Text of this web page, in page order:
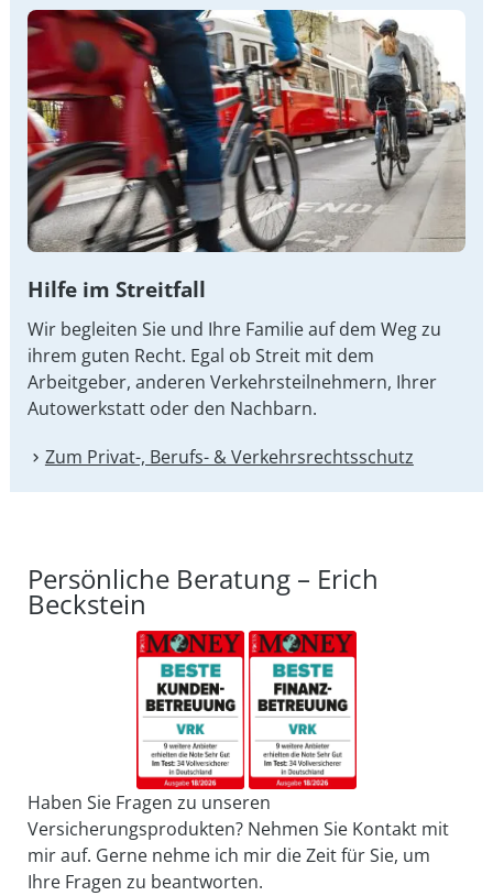
Hilfe im Streitfall
Wir begleiten Sie und Ihre Familie auf dem Weg zu
ihrem guten Recht. Egal ob Streit mit dem
Arbeitgeber, anderen Verkehrsteilnehmern, Ihrer
Autowerkstatt oder den Nachbarn.
Zum Privat-, Berufs- & Verkehrsrechtsschutz
Persönliche Beratung – Erich
Beckstein
Haben Sie Fragen zu unseren
Versicherungsprodukten? Nehmen Sie Kontakt mit
mir auf. Gerne nehme ich mir die Zeit für Sie, um
Ihre Fragen zu beantworten.